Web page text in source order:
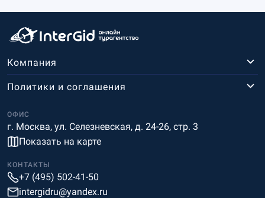
Компания
ОФИС
г. Москва, ул. Селезневская, д. 24-26, стр. 3
Показать на карте
Политики и соглашения
КОНТАКТЫ
+7 (495) 502-41-50
intergidru@yandex.ru